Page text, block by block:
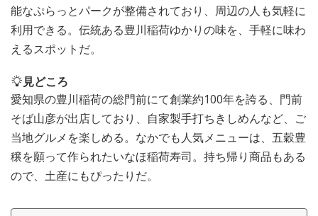
能なぷらっとパークが整備されており、周辺の人も気軽に
利用できる。伝統ある豊川稲荷ゆかりの味を、手軽に味わ
えるスポットだ。
見どころ
愛知県の豊川稲荷の総門前にて創業約100年を誇る、門前
そば山彦が出店しており、自家製手打ちきしめんなど、ご
当地グルメを楽しめる。なかでも人気メニューは、五穀豊
穣を願って作られたいなほ稲荷寿司。持ち帰り商品もある
ので、土産にもぴったりだ。